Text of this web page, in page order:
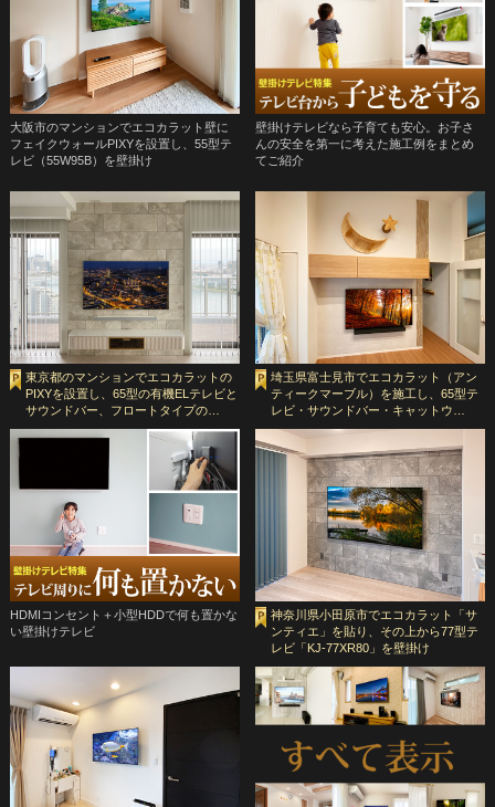
大阪市のマンションでエコカラット壁に
フェイクウォールPIXYを設置し、55型テ
レビ（55W95B）を壁掛け
壁掛けテレビなら子育ても安心。お子さ
んの安全を第一に考えた施工例をまとめ
てご紹介
東京都のマンションでエコカラットの
PIXYを設置し、65型の有機ELテレビと
サウンドバー、フロートタイプの…
埼玉県富士見市でエコカラット（アン
ティークマーブル）を施工し、65型テ
レビ・サウンドバー・キャットウ…
HDMIコンセント＋小型HDDで何も置かな
い壁掛けテレビ
神奈川県小田原市でエコカラット「サ
ンティエ」を貼り、その上から77型テ
レビ「KJ-77XR80」を壁掛け